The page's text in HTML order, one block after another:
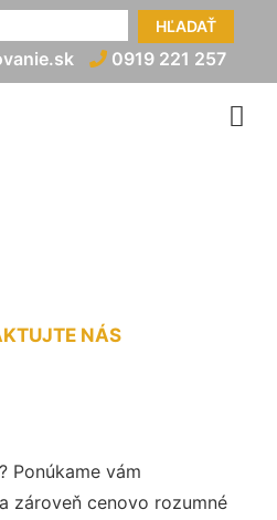
HĽADAŤ
0919 221 257
NÁS
? Ponúkame vám
zároveň cenovo rozumné